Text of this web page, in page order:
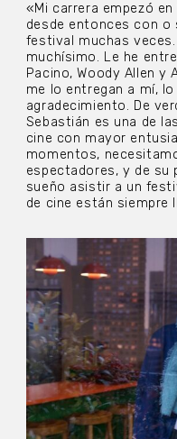
«Mi carrera empezó
desde entonces con o
festival muchas
muchísimo. Le he
Pacino, Woody Allen y
me lo entregan a mí,
agradecimiento. De
Sebastián es una de
cine con mayor
momentos,
espectadores, y de su
sueño asistir a un
de cine están siempre